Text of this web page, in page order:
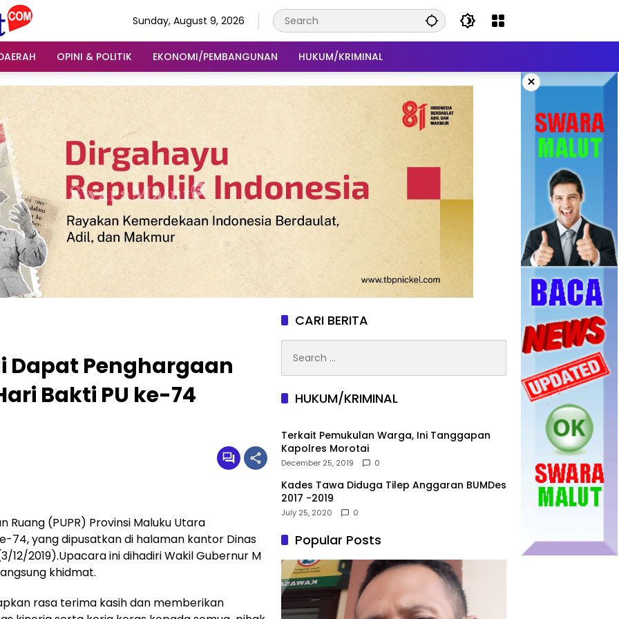
Sunday, August 9, 2026
OPINI & POLITIK EKONOMI/PEMBANGUNAN HUKUM/KRIMINAL
×
Dapat Penghargaan
Bakti PU ke-74
Ruang (PUPR) Provinsi Maluku Utara
74, yang dipusatkan di halaman kantor Dinas
12/2019).Upacara ini dihadiri Wakil Gubernur M
khidmat.
rasa terima kasih dan memberikan
CARI BERITA
for:
HUKUM/KRIMINAL
Terkait Pemukulan Warga, Ini Tanggapan
Kapolres Morotai
December 25, 2019 0
Kades Tawa Diduga Tilep Anggaran BUMDes
2017 -2019
July 25, 2020 0
Popular Posts